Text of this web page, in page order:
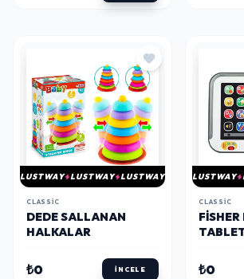
LUSTWAY LUSTWAY LUSTWAY
CLASSIC
DEDE SALLANAN
HALKALAR
₺0 İNCELE
LUSTWAY
CLASSIC
FISHER
₺0